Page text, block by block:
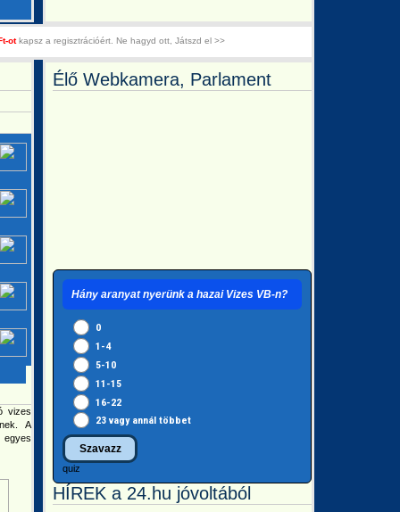
otkapsz a regisztrációért. Ne hagyd ott, Játszd el >>
vizes
A
Élő Webkamera, Parlament
Hány aranyat nyerünk a hazai Vizes VB-n?
0
1-4
5-10
11-15
16-22
23 vagy annál többet
quiz
HÍREK a 24.hu jóvoltából